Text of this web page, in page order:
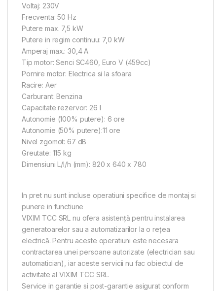
Voltaj: 230V
Frecventa: 50 Hz
Putere max. 7,5 kW
Putere in regim continuu: 7,0 kW
Amperaj max.: 30,4 A
Tip motor: Senci SC460, Euro V (459cc)
Pornire motor: Electrica si la sfoara
Racire: Aer
Carburant: Benzina
Capacitate rezervor: 26 l
Autonomie (100% putere): 6 ore
Autonomie (50% putere):11 ore
Nivel zgomot: 67 dB
Greutate: 115 kg
Dimensiuni L/l/h (mm): 820 x 640 x 780
In pret nu sunt incluse operatiuni specifice de montaj si
punere in functiune
VIXIM TCC SRL nu ofera asistență pentru instalarea
generatoarelor sau a automatizarilor la o rețea
electrică. Pentru aceste operatiuni este necesara
contractarea unei persoane autorizate (electrician sau
automatician), iar aceste servicii nu fac obiectul de
activitate al VIXIM TCC SRL.
Service in garantie si post-garantie asigurat conform